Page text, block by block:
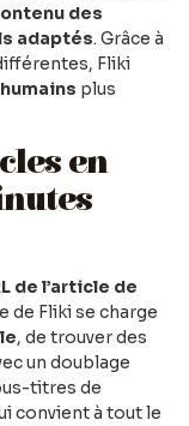
des
adaptés. Grâce à
Fliki
plus
en
de l’article de
de Fliki se charge
, de trouver des
un doublage
titres de
convient à tout le